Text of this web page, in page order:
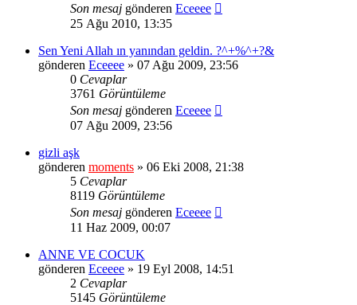
Son mesaj gönderen Eceeee
25 Ağu 2010, 13:35
Sen Yeni Allah ın yanından geldin. ?^+%^+?&
gönderen Eceeee » 07 Ağu 2009, 23:56
0 Cevaplar
3761 Görüntüleme
Son mesaj gönderen Eceeee
07 Ağu 2009, 23:56
gizli aşk
gönderen moments » 06 Eki 2008, 21:38
5 Cevaplar
8119 Görüntüleme
Son mesaj gönderen Eceeee
11 Haz 2009, 00:07
ANNE VE COCUK
gönderen Eceeee » 19 Eyl 2008, 14:51
2 Cevaplar
5145 Görüntüleme